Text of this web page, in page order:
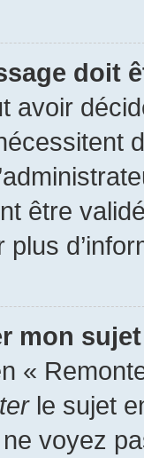
doit
avoir
être
plus
mon
«
le sujet
voyez